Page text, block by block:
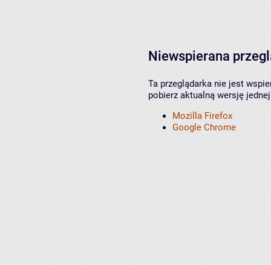
Niewspierana
Ta przeglądarka nie jest
pobierz aktualną wersję
Mozilla Firefox
Google Chrome